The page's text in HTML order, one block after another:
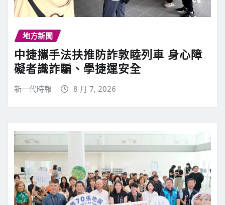
地方新聞
中捷攜手法扶推防詐敦睦列車 身心障
礙者識詐騙、學捷運安全
新一代時報 8 月 7, 2026